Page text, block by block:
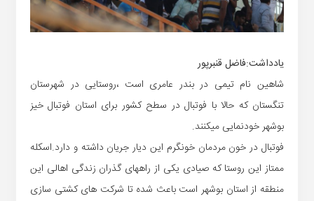
یادداشت:فاضل قنبرپور
شاهین نام تیمی در بندر عامری است ،روستایی در شهرستان
تنگستان که حالا با فوتبال در سطح کشور برای استان فوتبال خیز
بوشهر خودنمایی میکنند.
فوتبال در خون مردمان خونگرم این دیار جریان داشته و دارد.اسکله
ممتاز این روستا که صیادی یکی از راههای گذران زندگی اهالی این
منطقه از استان بوشهر است باعث شده تا شرکت های کشتی سازی